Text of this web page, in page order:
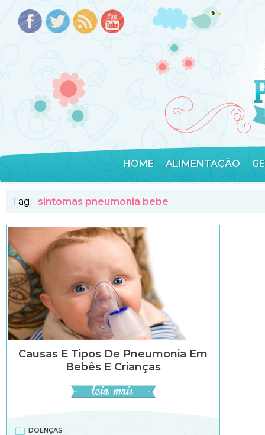
HOME ALIMENTAÇÃO
Tag: sintomas pneumonia bebe
Causas E Tipos De Pneumonia Em
Bebês E Crianças
DOENÇAS